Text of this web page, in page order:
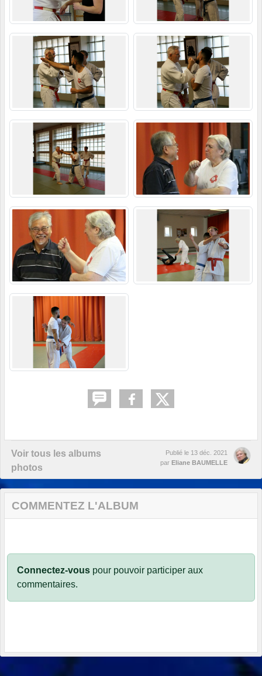
Voir tous les albums
photos
Publié le 13 déc. 2021
par Eliane BAUMELLE
COMMENTEZ L'ALBUM
Connectez-vous pour pouvoir participer aux
commentaires.